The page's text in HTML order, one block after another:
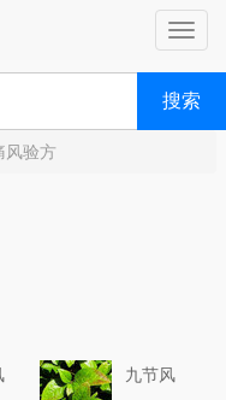
搜索
风验方
九节风